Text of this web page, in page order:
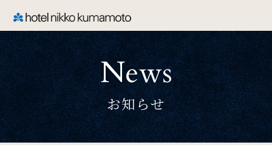
CLOSE
TOP
Welcome
News
お知らせ